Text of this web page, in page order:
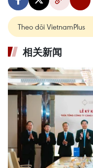
Theo dõi VietnamPlus
相关新闻